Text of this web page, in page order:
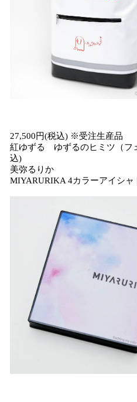
27,500円(税込) ※受注生産品
紅ゆずる ゆずるのヒミツ（フ
込)
美弥るりか
MIYARURIKA 4カラーアイシャ